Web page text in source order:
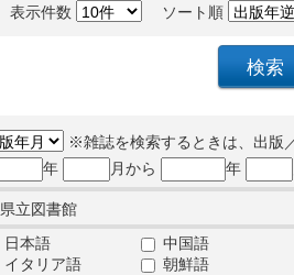
表示件数 ソート順
※雑誌を検索するときは、出版
年
月から 年
県立図書館
日本語
中国語
イタリア語
朝鮮語